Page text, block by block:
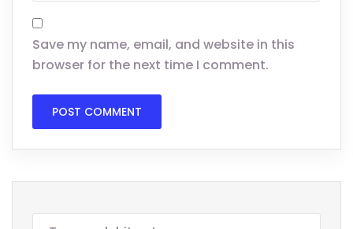
Save my name, email, and website in this
browser for the next time I comment.